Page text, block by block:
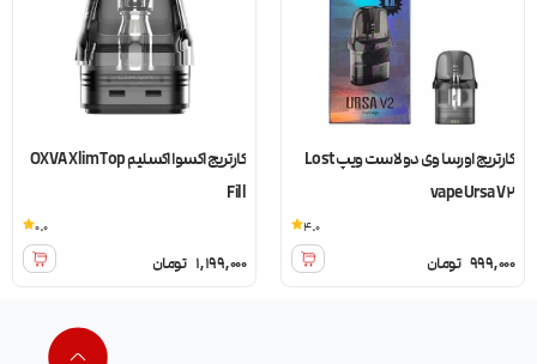
کارتریج اورسا وی دو لاست ویپ Lost
vape Ursa V2
999,000 تومان
4.0
کارتریج اکسوا اکسلیم OXVA Xlim Top
Fill
1,199,000 تومان
0.0